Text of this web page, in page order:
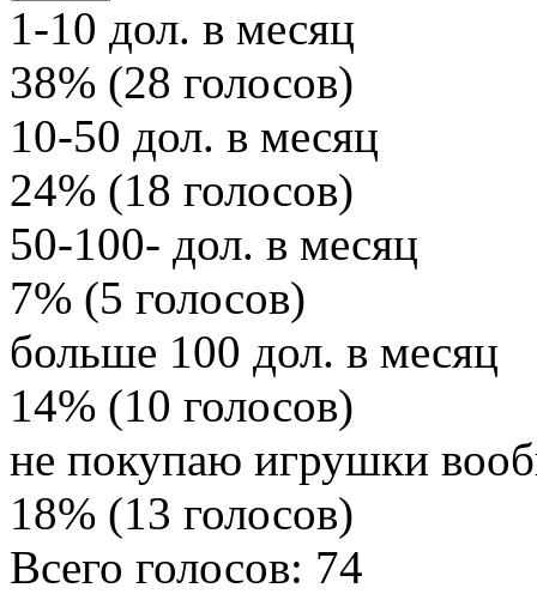
1-10 дол. в месяц
38% (28 голосов)
10-50 дол. в месяц
24% (18 голосов)
50-100- дол. в месяц
7% (5 голосов)
больше 100 дол. в месяц
14% (10 голосов)
не покупаю игрушки
18% (13 голосов)
Всего голосов: 74